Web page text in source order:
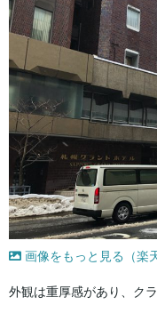
画像をもっと見る（楽
外観は重厚感があり、ク